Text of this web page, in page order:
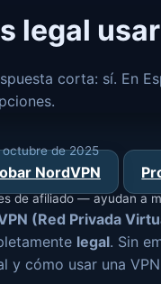
legal
corta: sí. En
octubre de 2025
NordVPN
de afiliado — ayudan a
(Red Privada
legal. Sin
y cómo usar una